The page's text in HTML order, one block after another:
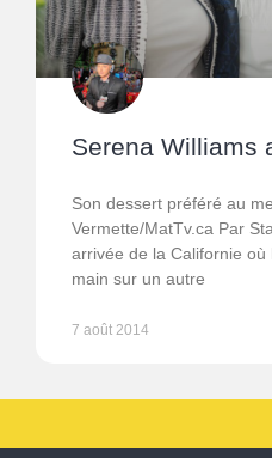
Serena Williams
Son dessert préféré au
Vermette/MatTv.ca Par
arrivée de la Californie
main sur un autre
7 août 2014